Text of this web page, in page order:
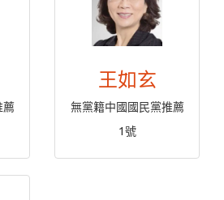
薦
王如玄
無黨籍中國國民黨推薦
1號